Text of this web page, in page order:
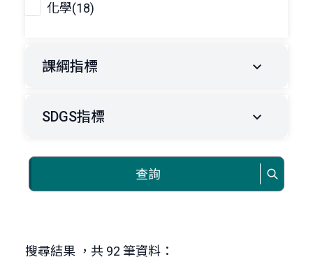
化學(18)
課綱指標
SDGS指標
查詢
搜尋結果 ，共 92 筆資料：